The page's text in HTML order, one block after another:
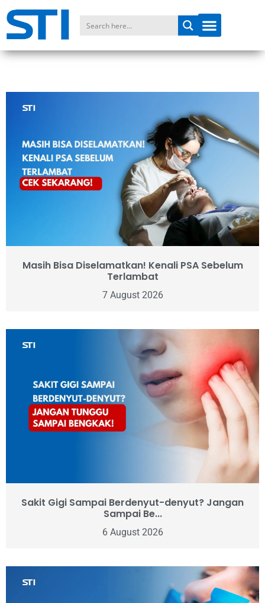
Masih Bisa Diselamatkan! Kenali PSA Sebelum
Terlambat
7 August 2026
Sakit Gigi Sampai Berdenyut-denyut? Jangan
Sampai Be...
6 August 2026